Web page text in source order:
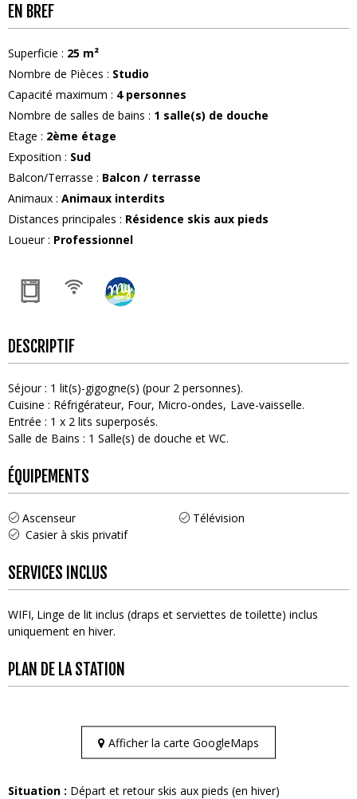
EN BREF
Superficie : 25 m²
Nombre de Pièces : Studio
Capacité maximum : 4 personnes
Nombre de salles de bains : 1 salle(s) de douche
Etage : 2ème étage
Exposition : Sud
Balcon/Terrasse : Balcon / terrasse
Animaux : Animaux interdits
Distances principales : Résidence skis aux pieds
Loueur: Professionnel
DESCRIPTIF
Séjour: 1 lit(s)-gigogne(s) (pour 2 personnes)
Cuisine : Réfrigérateur Four Micro-ondes Lave-vaisselle
Entrée : 1 x 2 lits superposés
Salle de Bains : 1 Salle(s) de douche et WC
ÉQUIPEMENTS
Ascenseur
Télévision
Casier à skis privatif
SERVICES INCLUS
WIFI Linge de lit inclus (draps et serviettes de toilette) inclus
uniquement en hiver
PLAN DE LA STATION
Afficher la carte GoogleMaps
Situation : Départ et retour skis aux pieds (en hiver)